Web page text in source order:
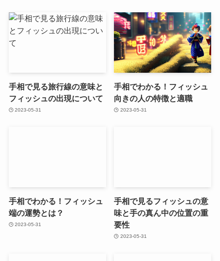
手相で見る旅行線の意味と
フィッシュの出現について
2023-05-31
手相でわかる！フィッシュ
向きの人の特徴と適職
2023-05-31
手相でわかる！フィッシュ
端の運勢とは？
2023-05-31
手相で見るフィッシュの意
味と手の真ん中の位置の重
要性
2023-05-31